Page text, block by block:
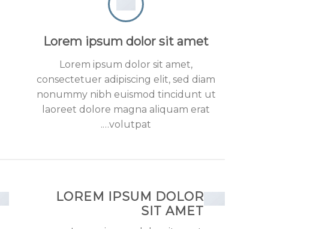
Lorem ipsum dolor sit amet
Lorem ipsum dolor sit amet,
consectetuer adipiscing elit, sed diam
nonummy nibh euismod tincidunt ut
laoreet dolore magna aliquam erat
volutpat….
LOREM IPSUM DOLOR
SIT AMET